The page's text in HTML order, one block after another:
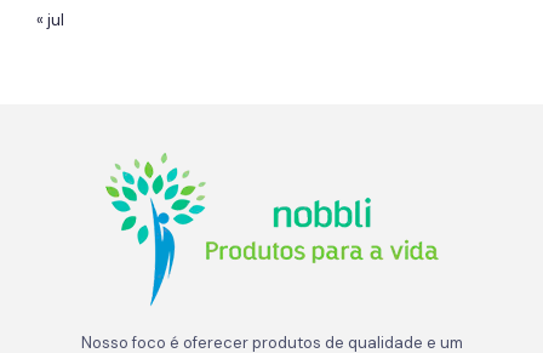
« jul
Nosso foco é oferecer produtos de qualidade e um